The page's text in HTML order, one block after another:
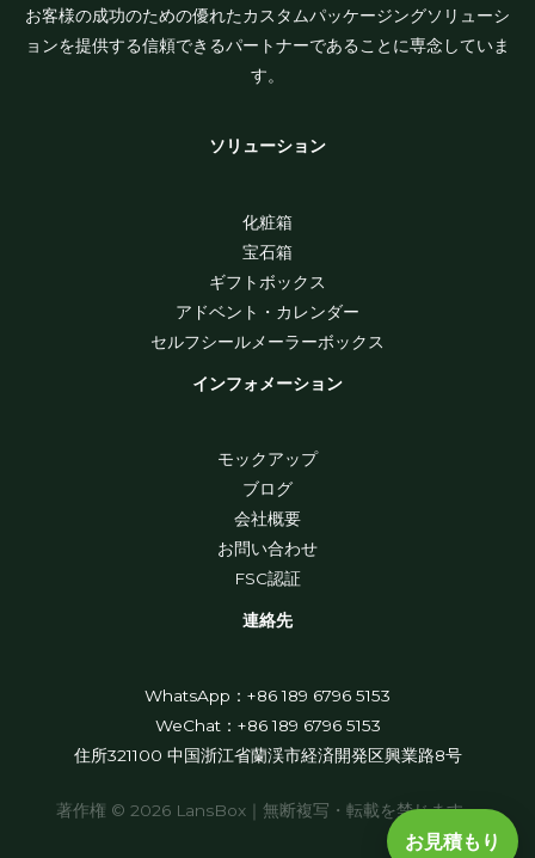
お客様の成功のための優れたカスタムパッケージングソリューシ
ョンを提供する信頼できるパートナーであることに専念していま
す。
ソリューション
化粧箱
宝石箱
ギフトボックス
アドベント・カレンダー
セルフシールメーラーボックス
インフォメーション
モックアップ
ブログ
会社概要
お問い合わせ
FSC認証
連絡先
WhatsApp：+86 189 6796 5153
WeChat：+86 189 6796 5153
住所321100 中国浙江省蘭渓市経済開発区興業路8号
著作権 © 2026 LansBox｜無断複写・転載を禁じます。
お見積もり